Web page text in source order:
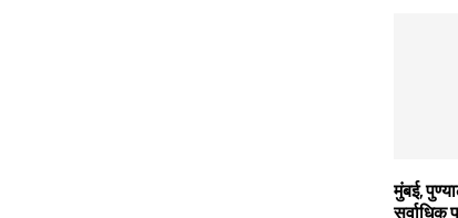
मुंबई,
सर्वाधिक